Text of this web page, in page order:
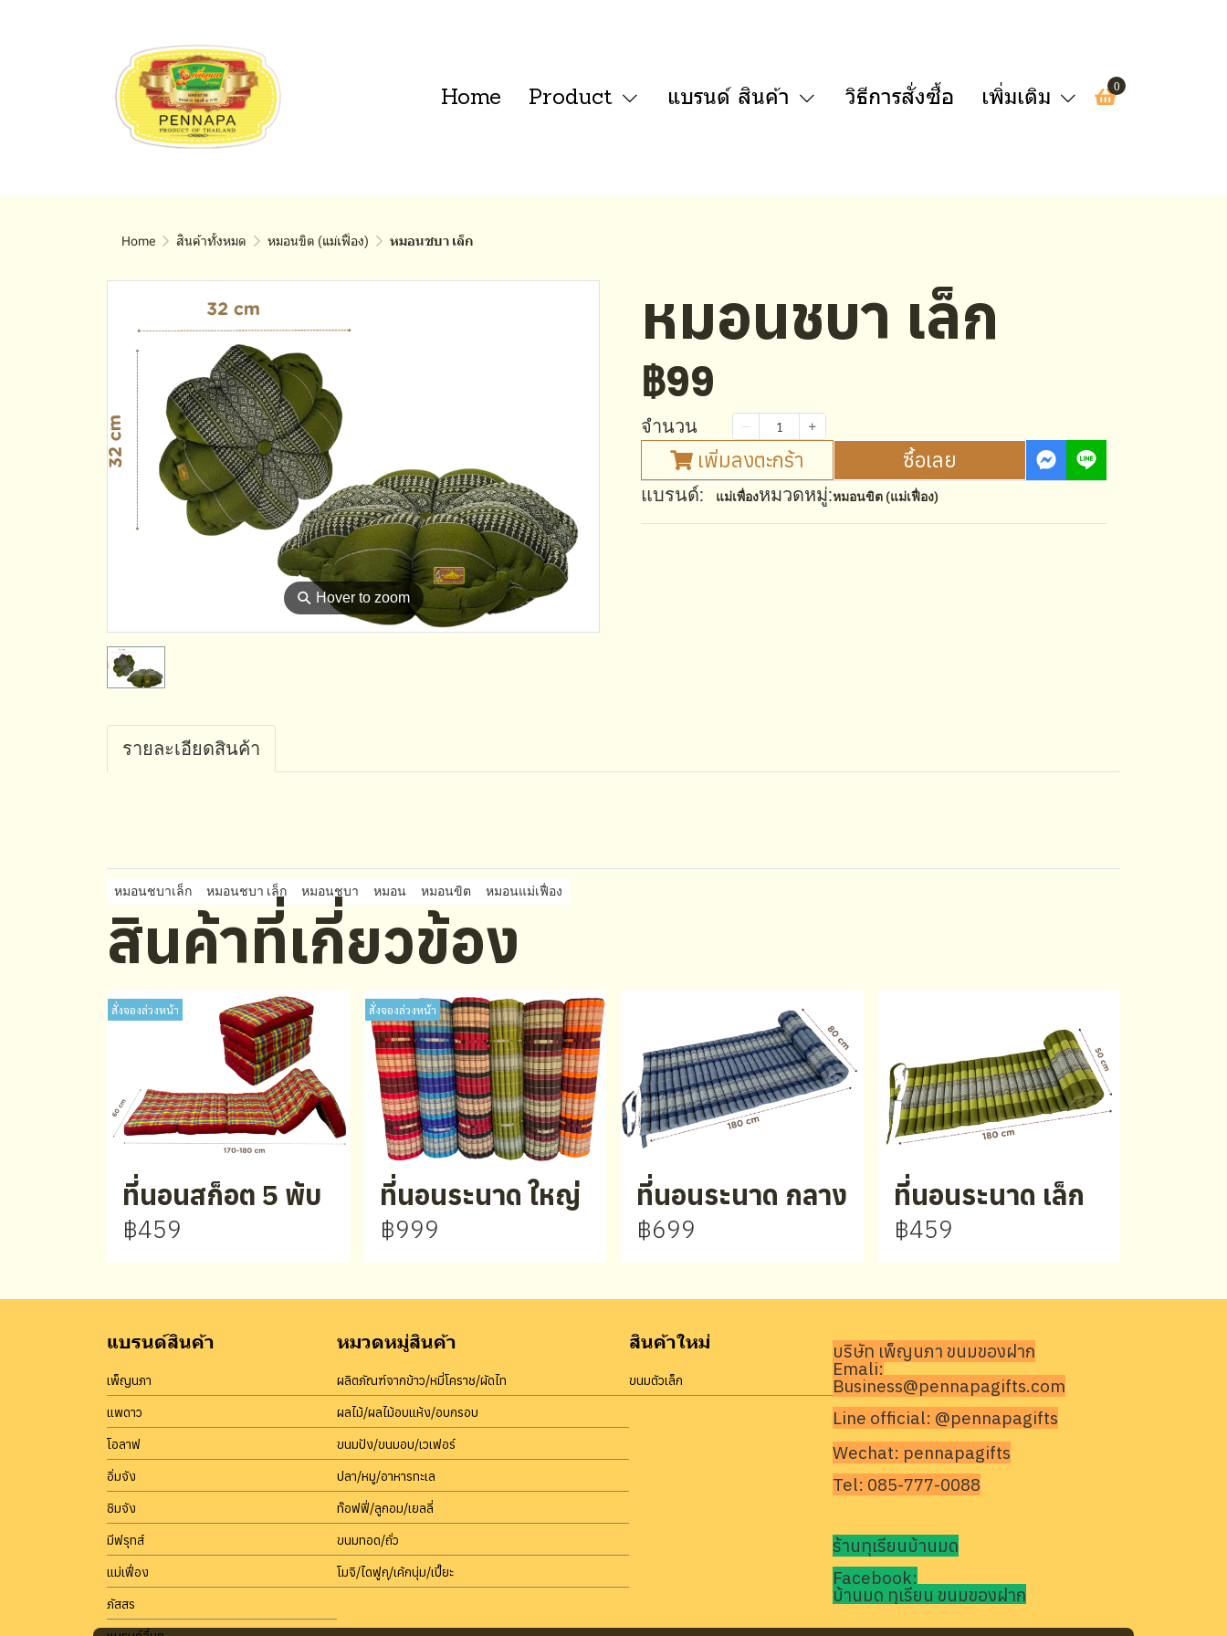
Home Product แบรนด์ สินค้า วิธีการสั่งซื้อ เพิ่มเติม 0
Home สินค้าทั้งหมด หมอนขิต (แม่เฟื่อง) หมอนชบา เล็ก
⚲ Hover to zoom
หมอนชบา เล็ก
฿99
จำนวน
เพิ่มลงตะกร้า ซื้อเลย
แบรนด์: แม่เพื่องหมวดหมู่:หมอนขิต (แม่เฟื่อง)
รายละเอียดสินค้า
หมอนชบาเล็ก หมอนชบา เล็ก หมอนชบา หมอน หมอนขิต หมอนแม่เฟื่อง
สินค้าที่เกี่ยวข้อง
สั่งจองล่วงหน้า
ที่นอนสก็อต 5 พับ
฿459
สั่งจองล่วงหน้า
ที่นอนระนาด ใหญ่
฿999
ที่นอนระนาด กลาง
฿699
ที่นอนระนาด เล็ก
฿459
แบรนด์สินค้า
เพ็ญนภา
แพดาว
โอลาฟ
อิ่มจัง
ชิมจัง
มีฟรุทส์
แม่เฟื่อง
ภัสสร
หมวดหมู่สินค้า
ผลิตภัณฑ์จากข้าว/หมี่โคราช/ผัดไท
ผลไม้/ผลไม้อบแห้ง/อบกรอบ
ขนมปัง/ขนมอบ/เวเฟอร์
ปลา/หมู/อาหารทะเล
ท๊อฟฟี่/ลูกอม/เยลลี่
ขนมทอด/ถั่ว
โมจิ/ไดฟูกุ/เค้กนุ่ม/เปี๊ยะ
สินค้าใหม่
ขนมตัวเล็ก
บริษัท เพ็ญนภา ขนมของฝาก
Emali:
Business@pennapagifts.com
Line official: @pennapagifts
Wechat: pennapagifts
Tel: 085-777-0088
ร้านทุเรียนบ้านมด
Facebook:
บ้านมด ทุเรียน ขนมของฝาก